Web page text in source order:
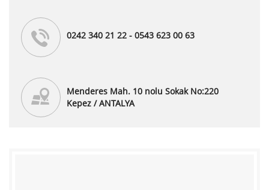
0242 340 21 22 - 0543 623 00 63
Menderes Mah. 10 nolu Sokak No:220
Kepez / ANTALYA